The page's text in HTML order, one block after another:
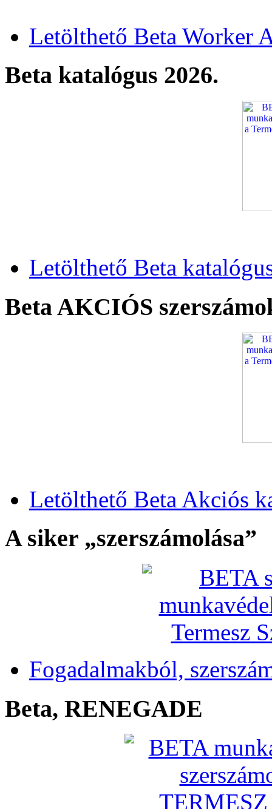
Letölthető Beta Worker
Beta katalógus 2026.
Letölthető Beta
Beta AKCIÓS
Letölthető Beta Akciós
A siker „szerszámolása”
Fogadalmakból,
Beta, RENEGADE